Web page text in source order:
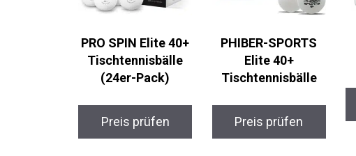
PRO SPIN Elite 40+
Tischtennisbälle
(24er-Pack)
Preis prüfen
PHIBER-SPORTS
Elite 40+
Tischtennisbälle
Preis prüfen